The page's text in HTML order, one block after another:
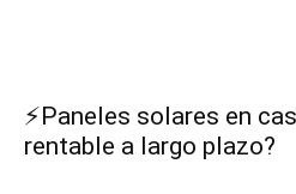
⚡Paneles solares en
rentable a largo plazo?